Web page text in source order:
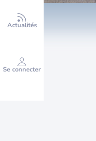
Actualités
Se connecter